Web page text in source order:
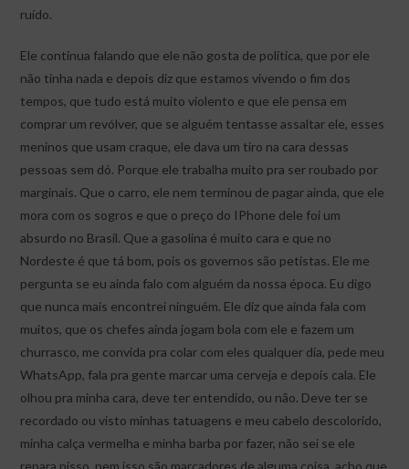
ruído.
Ele continua falando que ele não gosta de política, que por ele
não tinha nada e depois diz que estamos vivendo o fim dos
tempos, que tudo está muito violento e que ele pensa em
comprar um revólver, que se alguém tentasse assaltar ele, esses
meninos que usam craque, ele dava um tiro na cara dessas
pessoas sem dó. Porque ele trabalha muito pra ser roubado por
marginais. Que o carro, ele nem terminou de pagar ainda, que ele
mora com os sogros e que o preço do IPhone dele foi um
absurdo no Brasil. Que a gasolina é muito cara e que no
Nordeste é que tá bom, pois os governos são petistas. Ele me
pergunta se eu ainda falo com alguém da nossa época. Eu digo
que nunca mais encontrei ninguém. Ele diz que ainda fala com
muitos, que os chefes ainda jogam bola com ele e fazem um
churrasco, me convida pra colar com eles qualquer dia, pede meu
WhatsApp, fala pra gente marcar uma cerveja e depois cala. Ele
olhou pra minha cara, deve ter entendido, ou não. Deve ter se
recordado ou visto minhas tatuagens e meu cabelo descolorido,
minha calça vermelha e minha barba por fazer, não sei se ele
repara nisso, nem isso são marcadores de alguma coisa, acho que